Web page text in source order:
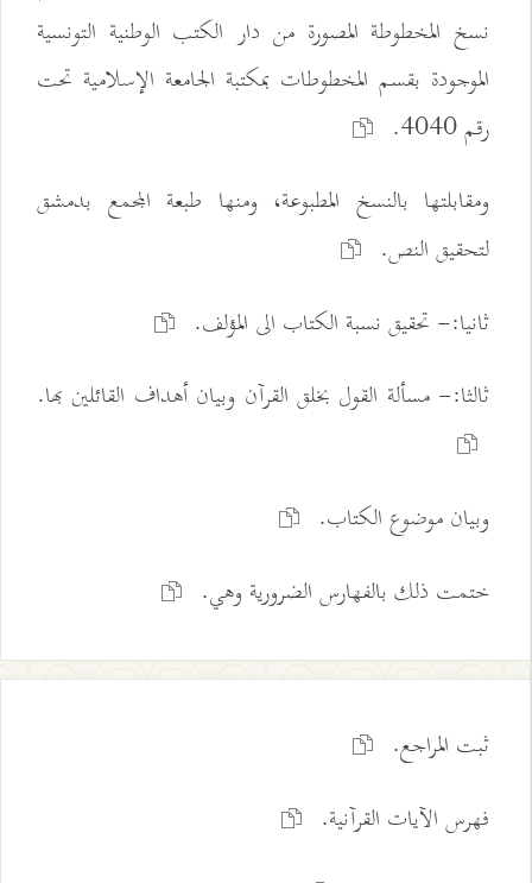
نسخ المخطوطة المصورة من دار الكتب الوطنية التونسية
الموجودة بقسم المخطوطات بمكتبة الجامعة الإسلامية تحت
رقم 4040.
ومقابلتها بالنسخ المطبوعة، ومنها طبعة المجمع بدمشق
لتحقيق النص.
ثانيا:- تحقيق نسبة الكتاب الى المؤلف.
ثالثا:- مسألة القول بخلق القرآن وبيان أهداف القائلين بها.
وبيان موضوع الكتاب.
ختمت ذلك بالفهارس الضرورية وهي.
ثبت المراجع.
فهرس الآيات القرآنية.